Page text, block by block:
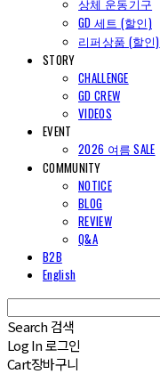
GD 세트 (할인)
리퍼상품 (할인)
STORY
CHALLENGE
GD CREW
VIDEOS
EVENT
2026 여름 SALE
COMMUNITY
NOTICE
BLOG
REVIEW
Q&A
B2B
English
Search 검색
Log In로그인
Cart장바구니